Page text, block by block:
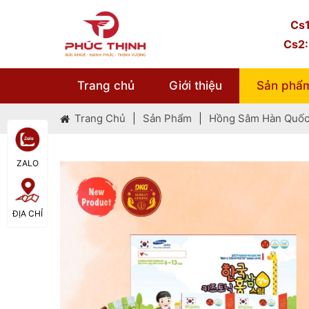
Trang chủ Giới thiệu Sản
Trang Chủ Sản Phẩm Hồng Sâm Hàn
ZALO
ĐỊA CHỈ